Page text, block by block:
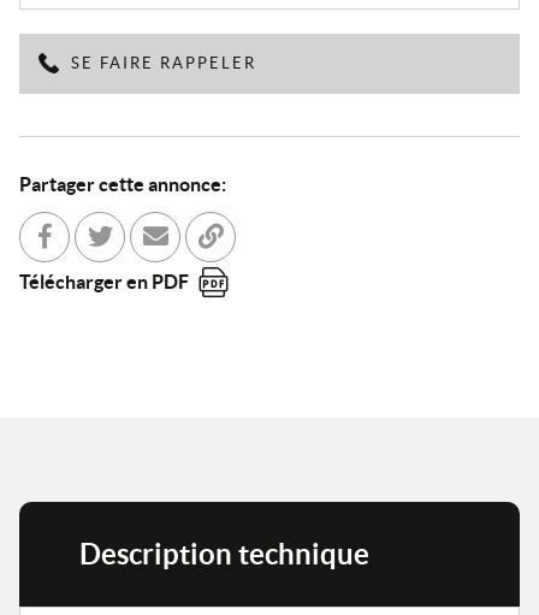
SE FAIRE RAPPELER
Partager cette annonce:
Partager sur Facebook
Partager sur Twitter
Envoyer à un ami
Copier dans le bloc-note
Télécharger en PDF
Description technique